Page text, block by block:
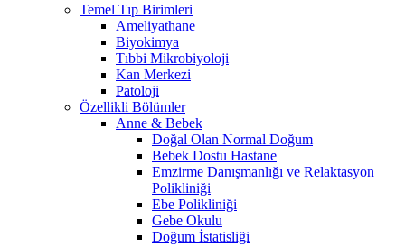
Temel Tıp Birimleri
Ameliyathane
Biyokimya
Tıbbi Mikrobiyoloji
Kan Merkezi
Patoloji
Özellikli Bölümler
Anne & Bebek
Doğal Olan Normal Doğum
Bebek Dostu Hastane
Emzirme Danışmanlığı ve Relaktasyon
Polikliniği
Ebe Polikliniği
Gebe Okulu
Doğum İstatisliği